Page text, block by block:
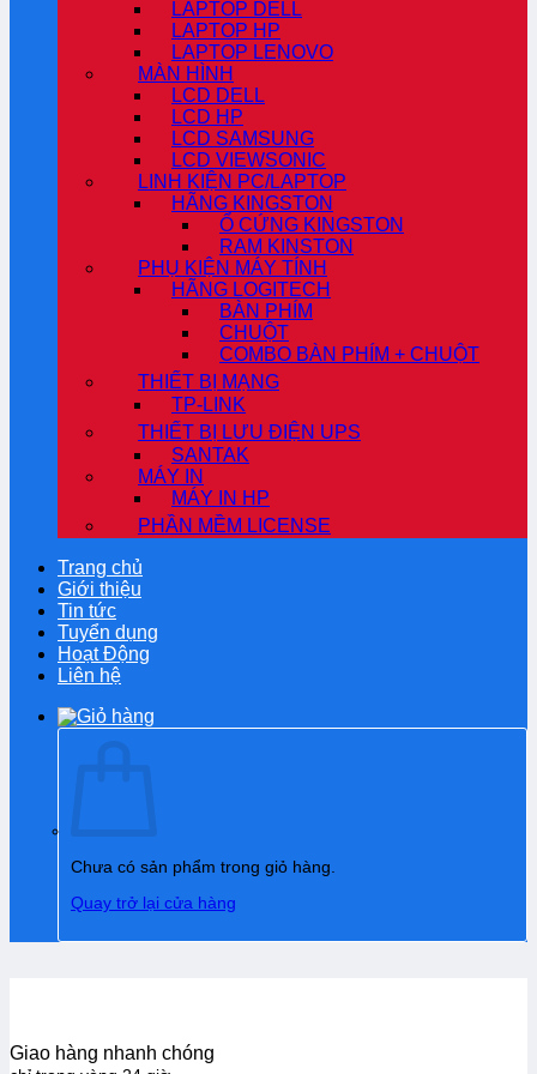
LAPTOP DELL
LAPTOP HP
LAPTOP LENOVO
MÀN HÌNH
LCD DELL
LCD HP
LCD SAMSUNG
LCD VIEWSONIC
LINH KIỆN PC/LAPTOP
HÃNG KINGSTON
Ổ CỨNG KINGSTON
RAM KINSTON
PHỤ KIỆN MÁY TÍNH
HÃNG LOGITECH
BÀN PHÍM
CHUỘT
COMBO BÀN PHÍM + CHUỘT
THIẾT BỊ MẠNG
TP-LINK
THIẾT BỊ LƯU ĐIỆN UPS
SANTAK
MÁY IN
MÁY IN HP
PHẦN MỀM LICENSE
Trang chủ
Giới thiệu
Tin tức
Tuyển dụng
Hoạt Động
Liên hệ
Chưa có sản phẩm trong giỏ hàng.
Quay trở lại cửa hàng
Giao hàng nhanh chóng